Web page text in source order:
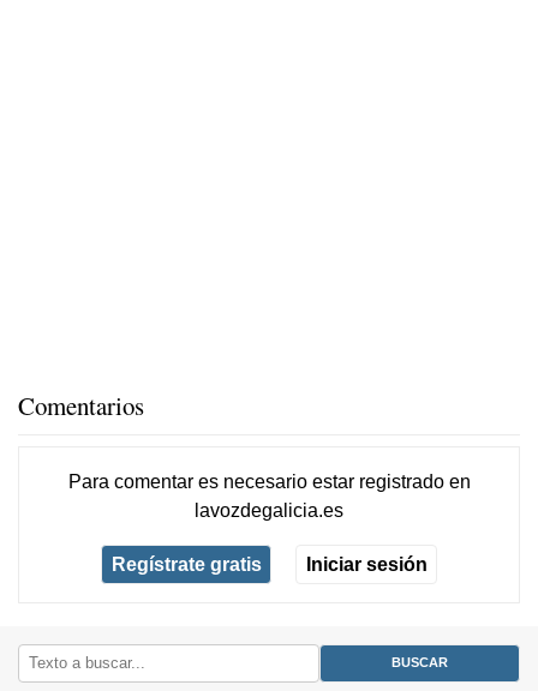
Comentarios
Para comentar es necesario estar registradoen
lavozdegalicia.es
Regístrate gratis Iniciar sesión